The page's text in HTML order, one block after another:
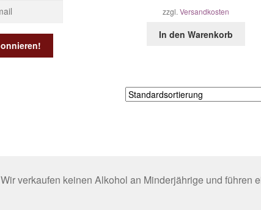
zzgl. Versandkosten
In den Warenkorb
Wir verkaufen keinen Alkohol an Minderjährige und führen